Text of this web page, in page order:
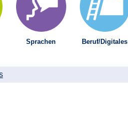
Sprachen Beruf/Digitales